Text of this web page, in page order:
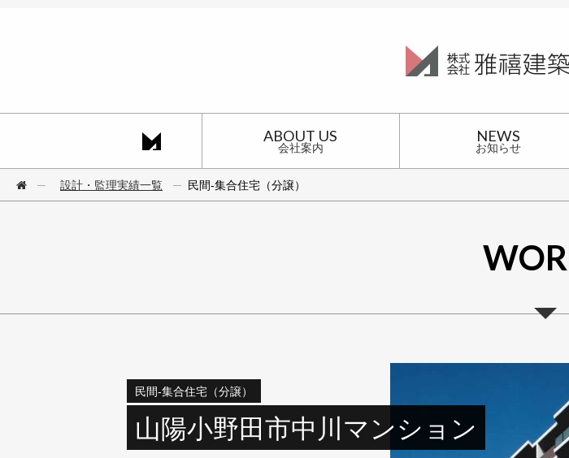
ABOUT US
会社案内
NEWS
お知らせ
─ 設計・監理実績一覧 ─ 民間‐集合住宅（分譲）
民間‐集合住宅（分譲）
山陽小野田市中川マンション